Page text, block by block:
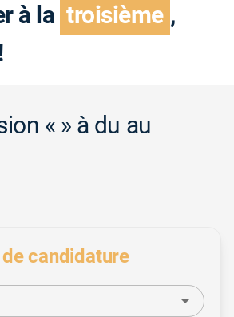
à la troisième ,
« » à du au
candidature
arrow_drop_down